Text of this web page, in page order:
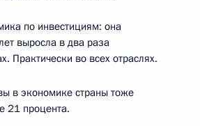
по инвестициям: она
выросла в два раза
Практически во всех отраслях.
в экономике страны тоже
21 процента.